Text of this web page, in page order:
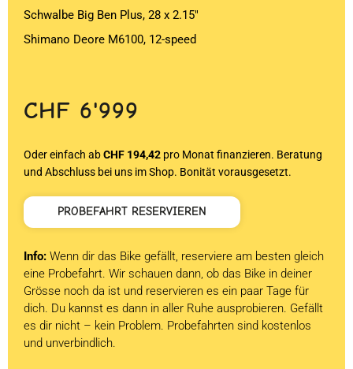
Schwalbe Big Ben Plus, 28 x 2.15″
Shimano Deore M6100, 12-speed
CHF 6'999
Oder einfach abCHF 194,42 pro Monat finanzieren. Beratung
und Abschluss bei uns im Shop. Bonität vorausgesetzt.
PROBEFAHRT RESERVIEREN
Info: Wenn dir das Bike gefällt, reserviere am besten gleich
eine Probefahrt. Wir schauen dann, ob das Bike in deiner
Grösse noch da ist und reservieren es ein paar Tage für
dich. Du kannst es dann in aller Ruhe ausprobieren. Gefällt
es dir nicht – kein Problem. Probefahrten sind kostenlos
und unverbindlich.